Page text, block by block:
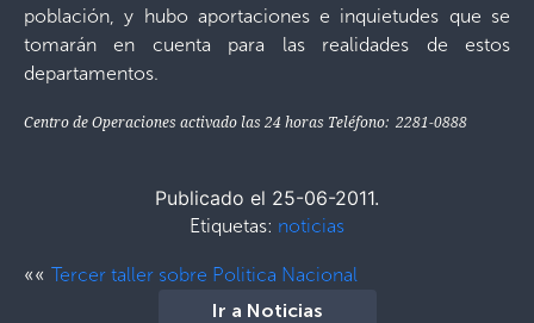
población, y hubo aportaciones e inquietudes que se
tomarán en cuenta para las realidades de estos
departamentos.
Centro de Operaciones activado las 24 horas Teléfono: 2281-0888
Publicado el 25-06-2011.
Etiquetas: noticias
«« Tercer taller sobre Politica Nacional
Ir a Noticias